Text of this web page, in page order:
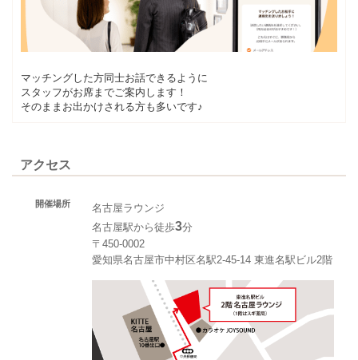
マッチングした方同士お話できるように
スタッフがお席までご案内します！
そのままお出かけされる方も多いです♪
アクセス
開催場所
名古屋ラウンジ
名古屋駅から徒歩3分
〒450-0002
愛知県名古屋市中村区名駅2-45-14 東進名駅ビル2階